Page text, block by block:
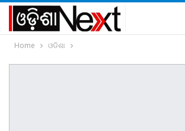
Home ଓଡିଶା